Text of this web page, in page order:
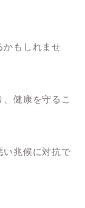
かもしれませ
健康を守るこ
い兆候に対抗で